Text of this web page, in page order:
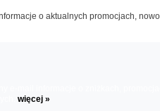
o aktualnych promocjach,
więcej »